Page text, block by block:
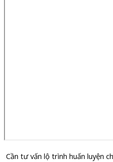
Cần tư vấn lộ trình huấn luyện